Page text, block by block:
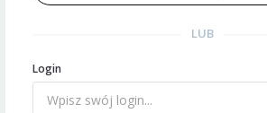
LUB
Login